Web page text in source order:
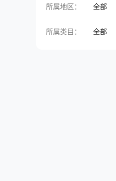
所属地区： 全部
所属类目： 全部